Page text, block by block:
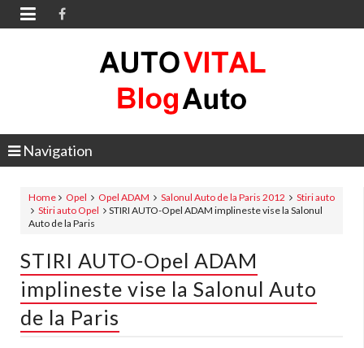

Navigation
Home Opel Opel ADAM Salonul Auto de la Paris 2012
Stiri auto
Stiri auto Opel
STIRI AUTO-Opel ADAM implineste vise la Salonul
Auto de la Paris
STIRI AUTO-Opel ADAM
implineste vise la Salonul Auto
de la Paris